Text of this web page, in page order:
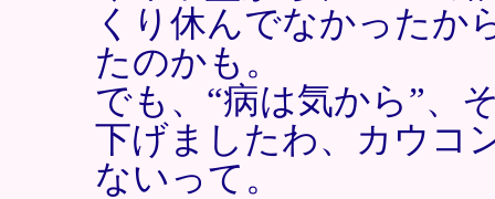
くり休んでなかったか
たのかも。
でも、“病は気から”、
下げましたわ、カウコ
ないって。